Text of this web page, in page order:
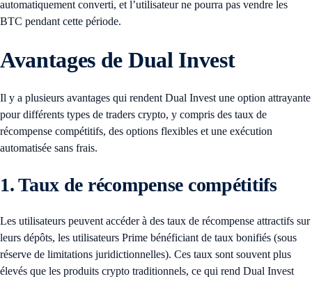
automatiquement converti, et l’utilisateur ne pourra pas vendre les
BTC pendant cette période.
Avantages de Dual Invest
Il y a plusieurs avantages qui rendent Dual Invest une option attrayante
pour différents types de traders crypto, y compris des taux de
récompense compétitifs, des options flexibles et une exécution
automatisée sans frais.
1. Taux de récompense compétitifs
Les utilisateurs peuvent accéder à des taux de récompense attractifs sur
leurs dépôts, les utilisateurs Prime bénéficiant de taux bonifiés (sous
réserve de limitations juridictionnelles). Ces taux sont souvent plus
élevés que les produits crypto traditionnels, ce qui rend Dual Invest